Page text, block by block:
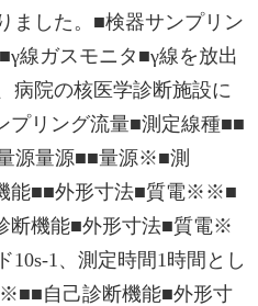
ました。■検器サンプリン
ガスモニタ■γ線を放出
病院の核医学診断施設に
プリング流量■測定線種■■
量源■■量源※■測
■■外形寸法■質電※※■
断機能■外形寸法■質電※
10s-1、測定時間1時間とし
自己診断機能■外形寸